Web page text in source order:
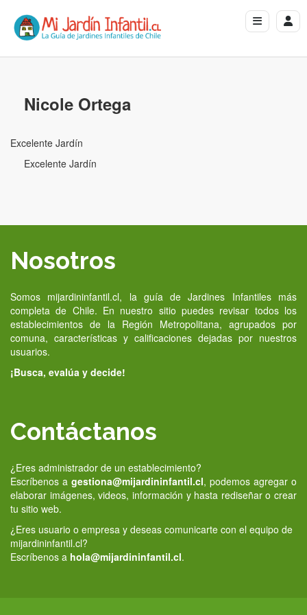
Nicole Ortega
Excelente Jardín
Excelente Jardín
Nosotros
Somos mijardininfantil.cl, la guía de Jardines Infantiles más
completa de Chile. En nuestro sitio puedes revisar todos los
establecimientos de la Región Metropolitana, agrupados por
comuna, características y calificaciones dejadas por nuestros
usuarios.
¡Busca, evalúa y decide!
Contáctanos
¿Eres administrador de un establecimiento?
Escríbenos a gestiona@mijardininfantil.cl, podemos agregar o
elaborar imágenes, videos, información y hasta rediseñar o crear
tu sitio web.
¿Eres usuario o empresa y deseas comunicarte con el equipo de
mijardininfantil.cl?
Escríbenos a hola@mijardininfantil.cl.